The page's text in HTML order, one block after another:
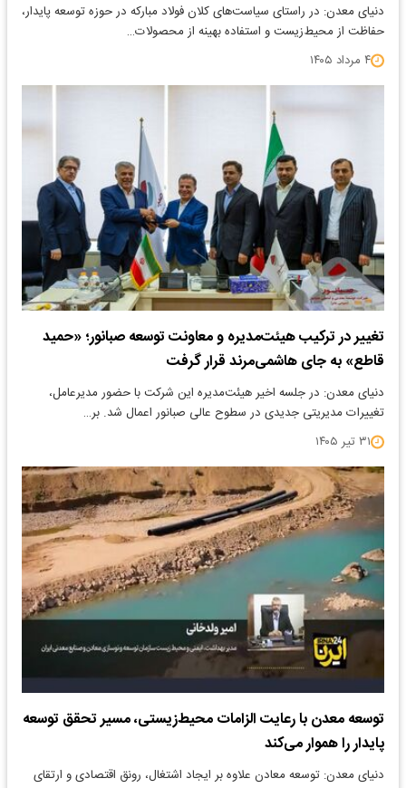
دنیای معدن: در راستای سیاست‌های کلان فولاد مبارکه در حوزه توسعه پایدار،
حفاظت از محیط‌زیست و استفاده بهینه از محصولات…
۴ مرداد ۱۴۰۵
تغییر در ترکیب هیئت‌مدیره و معاونت توسعه صبانور؛ «حمید
قاطع» به جای هاشمی‌مرند قرار گرفت
دنیای معدن: در جلسه اخیر هیئت‌مدیره این شرکت با حضور مدیرعامل،
تغییرات مدیریتی جدیدی در سطوح عالی صبانور اعمال شد. بر…
۳۱ تیر ۱۴۰۵
توسعه معدن با رعایت الزامات محیط‌زیستی، مسیر تحقق توسعه
پایدار را هموار می‌کند
دنیای معدن: ​توسعه معادن علاوه بر ایجاد اشتغال، رونق اقتصادی و ارتقای